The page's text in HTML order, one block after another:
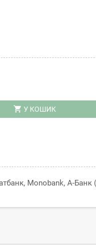
shopping_cart У КОШИК
Monobank, А-Банк